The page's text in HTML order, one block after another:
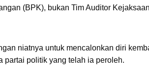
(BPK), bukan Tim Auditor
niatnya untuk mencalonkan diri
partai politik yang telah ia peroleh.